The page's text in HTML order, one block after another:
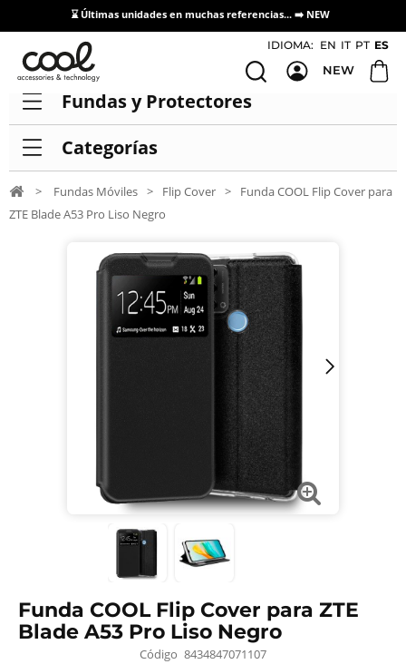
⌛ Últimas unidades en muchas referencias... ➡️ NEW
Acceso / Registro Distribuidores
IDIOMA: EN IT PT ES
NEW
Fundas y Protectores
Categorías
> Fundas Móviles > Flip Cover >
Funda COOL Flip Cover para
ZTE Blade A53 Pro Liso Negro
Funda COOL Flip Cover para ZTE
Blade A53 Pro Liso Negro
Código 8434847071107